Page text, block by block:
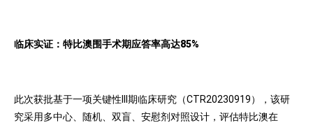
临床实证：特比澳围手术期应答率高达85%
此次获批基于一项关键性III期临床研究（CTR20230919），该研
究采用多中心、随机、双盲、安慰剂对照设计，评估特比澳在